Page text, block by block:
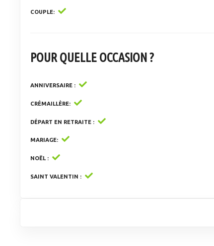
COUPLE
POUR QUELLE OCCASION ?
ANNIVERSAIRE
CRÉMAILLÈRE
DÉPART EN RETRAITE
MARIAGE
NOËL
SAINT VALENTIN